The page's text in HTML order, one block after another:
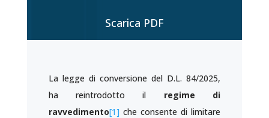
Scarica PDF
La legge di conversione del D.L. 84/2025,
ha reintrodotto il regime di
ravvedimento[1] che consente di limitare